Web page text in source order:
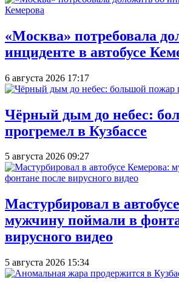
«Москва» потребовала
инциденте в автобусе
6 августа 2026 17:17
Чёрный дым до небес:
прогремел в Кузбассе
5 августа 2026 09:27
Мастурбировал в
мужчину поймали в
вирусного видео
5 августа 2026 15:34